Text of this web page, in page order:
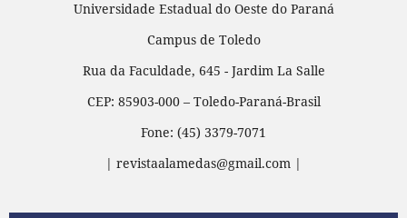
Universidade Estadual do Oeste do Paraná
Campus de Toledo
Rua da Faculdade, 645 - Jardim La Salle
CEP: 85903-000 – Toledo-Paraná-Brasil
Fone: (45) 3379-7071
| revistaalamedas@gmail.com |